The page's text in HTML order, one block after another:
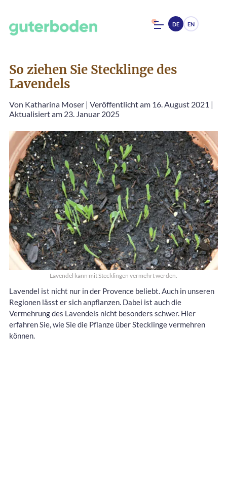
DE EN
So ziehen Sie Stecklinge des
Lavendels
Von Katharina Moser | Veröffentlicht am 16. August 2021 |
Aktualisiert am 23. Januar 2025
Lavendel kann mit Stecklingen vermehrt werden.
Lavendel ist nicht nur in der Provence beliebt. Auch in unseren
Regionen lässt er sich anpflanzen. Dabei ist auch die
Vermehrung des Lavendels nicht besonders schwer. Hier
erfahren Sie, wie Sie die Pflanze über Stecklinge vermehren
können.